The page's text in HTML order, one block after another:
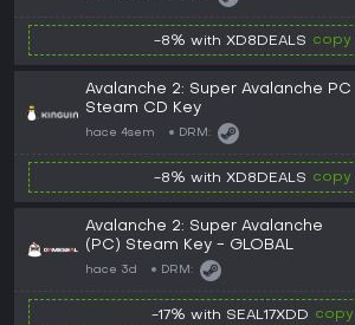
-8% with XD8DEALS copy
Avalanche 2: Super Avalanche PC
Steam CD Key
hace 4sem DRM:
-8% with XD8DEALS copy
Avalanche 2: Super Avalanche
(PC) Steam Key - GLOBAL
hace 3d DRM:
-17% with SEAL17XDD copy